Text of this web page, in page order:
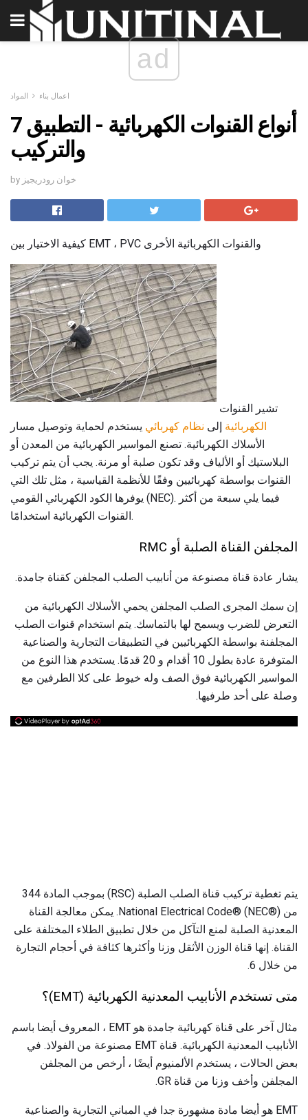
ad
اعمال بناء المواد
7 أنواع القنوات الكهربائية - التطبيق
والتركيب
by خوان رودريجيز
كيفية الاختيار بين EMT ، PVC والقنوات الكهربائية الأخرى
تشير القنوات
الكهربائية إلى نظام كهربائي يستخدم لحماية وتوصيل مسار
الأسلاك الكهربائية. تصنع المواسير الكهربائية من المعدن أو
البلاستيك أو الألياف وقد تكون صلبة أو مرنة. يجب أن يتم تركيب
القنوات بواسطة كهربائيين وفقًا للأنظمة القياسية ، مثل تلك التي
يوفرها الكود الكهربائي القومي (NEC). فيما يلي سبعة من أكثر
القنوات الكهربائية استخدامًا.
المجلفن القناة الصلبة أو RMC
يشار عادة قناة مصنوعة من أنابيب الصلب المجلفن كقناة جامدة.
إن سمك المجرى الصلب المجلفن يحمي الأسلاك الكهربائية من
التعرض للضرب ويسمح لها بالتماسك. يتم استخدام قنوات الصلب
المجلفنة بواسطة الكهربائيين في التطبيقات التجارية والصناعية
المتوفرة عادة بطول 10 أقدام و 20 قدمًا. يستخدم هذا النوع من
المواسير الكهربائية فوق الصف وله خيوط على كلا الطرفين مع
وصلة على أحد طرفيها.
يتم تغطية تركيب قناة الصلب الصلبة (RSC) بموجب المادة 344
من National Electrical Code® (NEC®). يمكن معالجة القناة
المعدنية الصلبة لمنع التآكل من خلال تطبيق الطلاء المختلفة على
القناة. إنها قناة الوزن الأثقل وزنا وأكثرها كثافة في أحجام التجارة
من خلال 6.
متى تستخدم الأنابيب المعدنية الكهربائية (EMT)؟
مثال آخر على قناة كهربائية جامدة هو EMT ، المعروف أيضا باسم
الأنابيب المعدنية الكهربائية. قناة EMT مصنوعة من الفولاذ. في
بعض الحالات ، يستخدم الألمنيوم أيضًا ، أرخص من المجلفن
المجلفن وأخف وزنا من قناة GR.
EMT هو أيضا مادة مشهورة جدا في المباني التجارية والصناعية